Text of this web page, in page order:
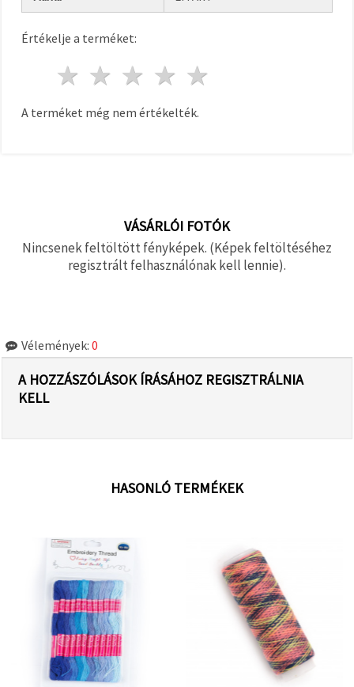
Értékelje a terméket:
4 csillagok
3 csillagok
2 csillagok
1 csillag
A terméket még nem értékelték.
VÁSÁRLÓI FOTÓK
Nincsenek feltöltött fényképek. (Képek feltöltéséhez
regisztrált felhasználónak kell lennie).
Vélemények: 0
A HOZZÁSZÓLÁSOK ÍRÁSÁHOZ REGISZTRÁLNIA
KELL
HASONLÓ TERMÉKEK